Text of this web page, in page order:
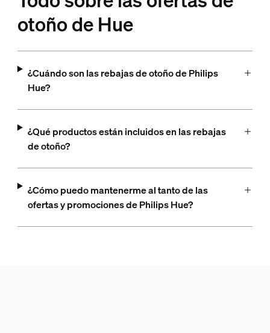
otoño de Hue
¿Cuándo son las rebajas de otoño de Philips
Hue?
¿Qué productos están incluidos en las rebajas
de otoño?
¿Cómo puedo mantenerme al tanto de las
ofertas y promociones de Philips Hue?